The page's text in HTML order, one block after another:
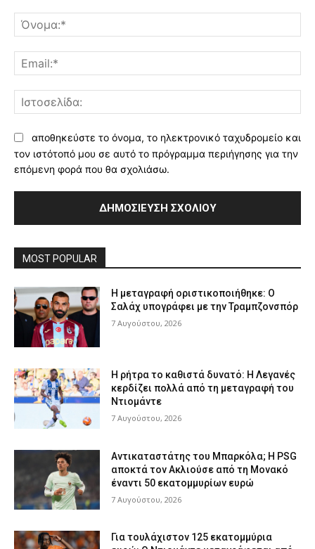
αποθηκεύστε το όνομα, το ηλεκτρονικό ταχυδρομείο και
τον ιστότοπό μου σε αυτό το πρόγραμμα περιήγησης για την
επόμενη φορά που θα σχολιάσω.
MOST POPULAR
Η μεταγραφή οριστικοποιήθηκε: Ο
Σαλάχ υπογράφει με την Τραμπζονσπόρ
7 Αυγούστου, 2026
Η ρήτρα το καθιστά δυνατό: Η Λεγανές
κερδίζει πολλά από τη μεταγραφή του
Ντιομάντε
7 Αυγούστου, 2026
Αντικαταστάτης του Μπαρκόλα; Η PSG
αποκτά τον Ακλιούσε από τη Μονακό
έναντι 50 εκατομμυρίων ευρώ
7 Αυγούστου, 2026
Για τουλάχιστον 125 εκατομμύρια